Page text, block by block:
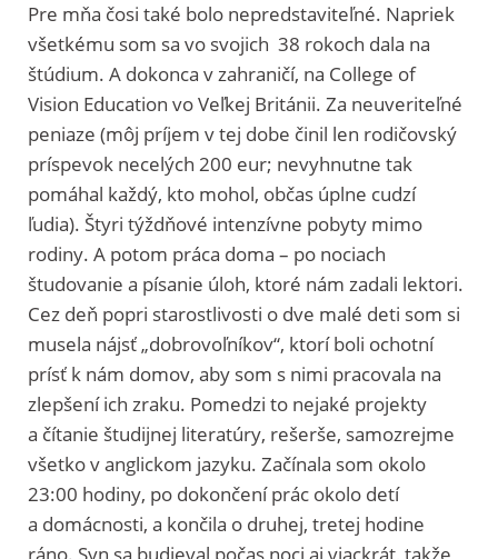
Pre mňa čosi také bolo nepredstaviteľné. Napriek
všetkému som sa vo svojich 38 rokoch dala na
štúdium. A dokonca v zahraničí, na College of
Vision Education vo Veľkej Británii. Za neuveriteľné
peniaze (môj príjem v tej dobe činil len rodičovský
príspevok necelých 200 eur; nevyhnutne tak
pomáhal každý, kto mohol, občas úplne cudzí
ľudia). Štyri týždňové intenzívne pobyty mimo
rodiny. A potom práca doma – po nociach
študovanie a písanie úloh, ktoré nám zadali lektori.
Cez deň popri starostlivosti o dve malé deti som si
musela nájsť „dobrovoľníkov“, ktorí boli ochotní
prísť k nám domov, aby som s nimi pracovala na
zlepšení ich zraku. Pomedzi to nejaké projekty
a čítanie študijnej literatúry, rešerše, samozrejme
všetko v anglickom jazyku. Začínala som okolo
23:00 hodiny, po dokončení prác okolo detí
a domácnosti, a končila o druhej, tretej hodine
ráno. Syn sa budieval počas noci aj viackrát, takže